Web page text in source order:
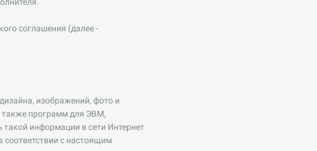
соглашения (далее -
изображений, фото и
также программ для ЭВМ,
информации в сети Интернет
соответствии с настоящим